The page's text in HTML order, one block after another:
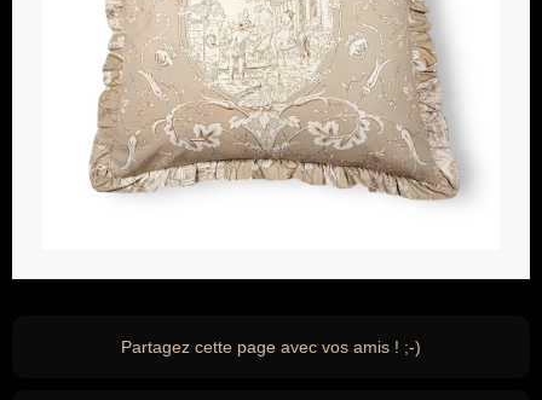
Partagez cette page avec vos amis ! ;-)